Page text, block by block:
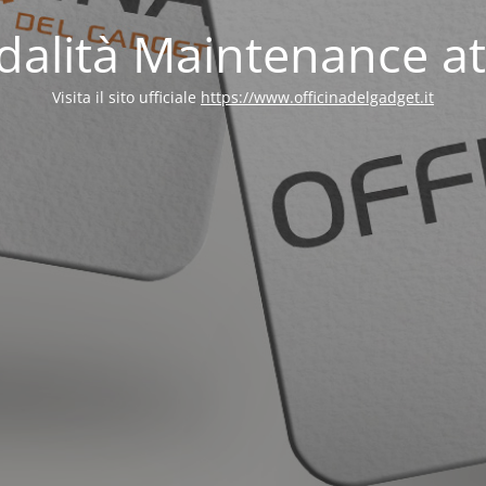
Maintenance
Visita il sito ufficiale https://www.officinadelgadget.it